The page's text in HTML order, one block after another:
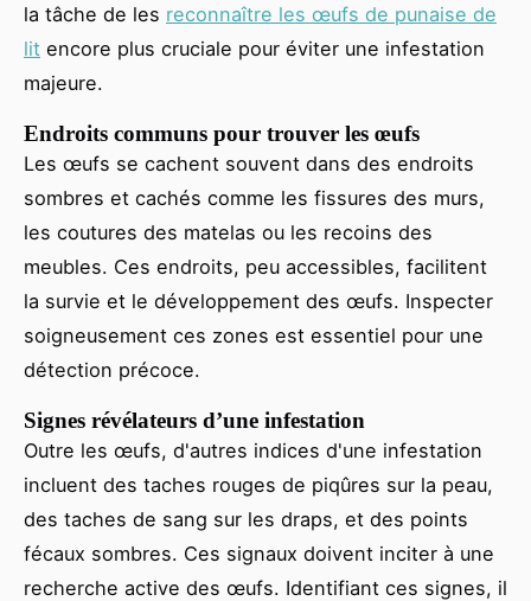
la tâche de les reconnaître les œufs de punaise de
lit encore plus cruciale pour éviter une infestation
majeure.
Endroits communs pour trouver les œufs
Les œufs se cachent souvent dans des endroits
sombres et cachés comme les fissures des murs,
les coutures des matelas ou les recoins des
meubles. Ces endroits, peu accessibles, facilitent
la survie et le développement des œufs. Inspecter
soigneusement ces zones est essentiel pour une
détection précoce.
Signes révélateurs d’une infestation
Outre les œufs, d'autres indices d'une infestation
incluent des taches rouges de piqûres sur la peau,
des taches de sang sur les draps, et des points
fécaux sombres. Ces signaux doivent inciter à une
recherche active des œufs. Identifiant ces signes, il